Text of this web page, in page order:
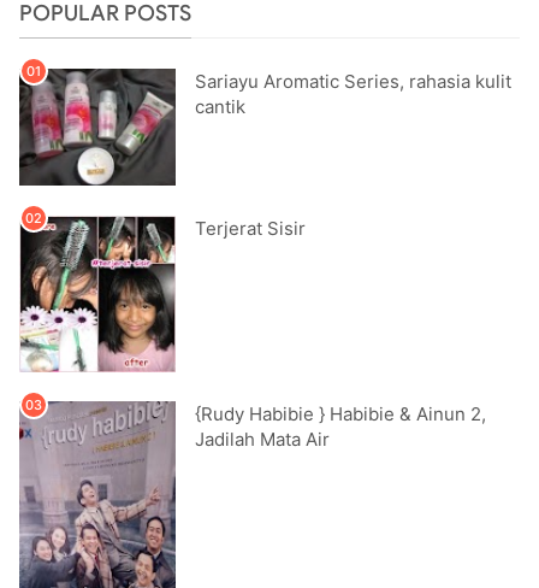
POPULAR POSTS
Sariayu Aromatic Series, rahasia kulit
cantik
Terjerat Sisir
{Rudy Habibie } Habibie & Ainun 2,
Jadilah Mata Air